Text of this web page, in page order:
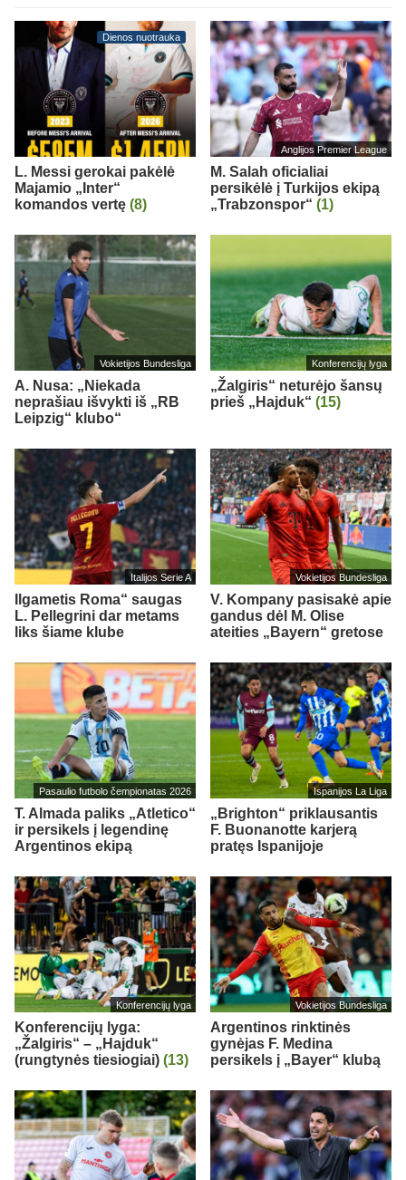
Dienos nuotrauka
L. Messi gerokai pakėlė
Majamio „Inter“
komandos vertę (8)
Anglijos Premier League
M. Salah oficialiai
persikėlė į Turkijos ekipą
„Trabzonspor“ (1)
Vokietijos Bundesliga
A. Nusa: „Niekada
neprašiau išvykti iš „RB
Leipzig“ klubo“
Konferencijų lyga
„Žalgiris“ neturėjo šansų
prieš „Hajduk“ (15)
Italijos Serie A
Ilgametis Roma“ saugas
L. Pellegrini dar metams
liks šiame klube
Vokietijos Bundesliga
V. Kompany pasisakė apie
gandus dėl M. Olise
ateities „Bayern“ gretose
Pasaulio futbolo čempionatas 2026
T. Almada paliks „Atletico“
ir persikels į legendinę
Argentinos ekipą
Ispanijos La Liga
„Brighton“ priklausantis
F. Buonanotte karjerą
pratęs Ispanijoje
Konferencijų lyga
Konferencijų lyga:
„Žalgiris“ – „Hajduk“
(rungtynės tiesiogiai) (13)
Vokietijos Bundesliga
Argentinos rinktinės
gynėjas F. Medina
persikels į „Bayer“ klubą